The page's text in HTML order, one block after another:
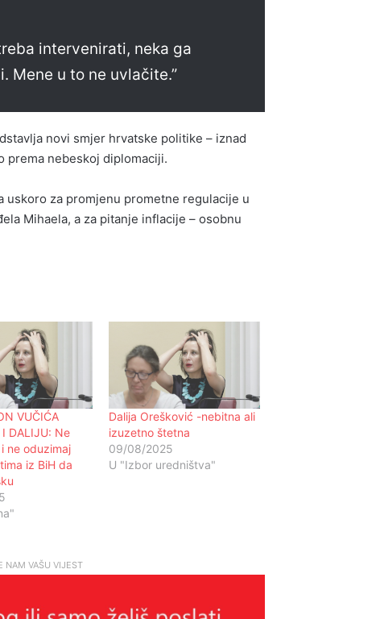
intervenirati, neka ga
Mene u to ne uvlačite.”
novi smjer hrvatske politike – iznad
prema nebeskoj diplomaciji.
uskoro za promjenu prometne regulacije u
Mihaela, a za pitanje inflacije – osobnu
VUČIĆA
I DALIJU: Ne
ne oduzimaj
iz BiH da
Dalija Orešković -nebitna ali
izuzetno štetna
09/08/2025
U "Izbor uredništva"
NAM VAŠU VIJEST